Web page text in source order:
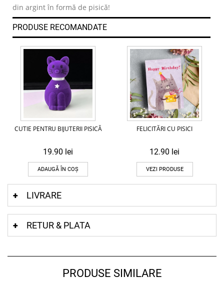
din argint în formă de pisică!
PRODUSE RECOMANDATE
CUTIE PENTRU BIJUTERII PISICĂ
19.90 lei
ADAUGĂ ÎN COȘ
FELICITĂRI CU PISICI
12.90 lei
VEZI PRODUSE
LIVRARE
RETUR & PLATA
PRODUSE SIMILARE